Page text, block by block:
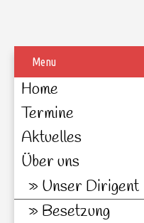
Menu
Home
Termine
Aktuelles
Über uns
Unser Dirigent
Besetzung